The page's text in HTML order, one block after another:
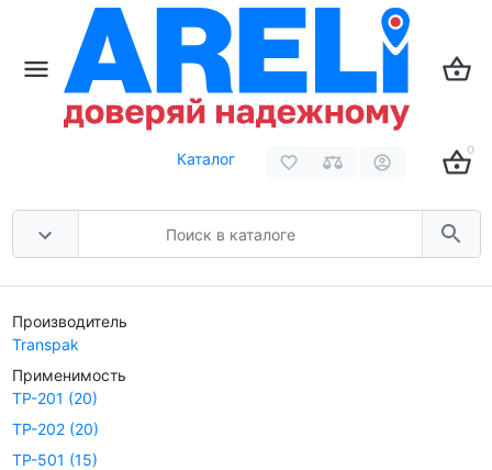
Каталог 0
Производитель
Transpak
Применимость
TP-201 (20)
TP-202(20)
TP-501 (15)